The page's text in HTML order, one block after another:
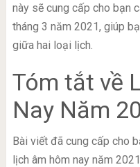
này sẽ cung cấp cho bạn
tháng 3 năm 2021, giúp
giữa hai loại lịch.
Tóm tắt về
Nay Năm
Bài viết đã cung cấp cho
lịch âm hôm nay năm